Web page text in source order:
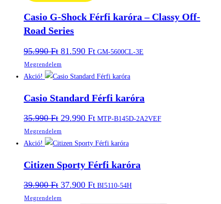
Casio G-Shock Férfi karóra – Classy Off-
Road Series
95.990Ft Original
was:
95.990 Ft.
81.590 FtCurrent
81.590 Ft.
GM-5600CL-3E
Megrendelem
Akció!
Casio Standard Férfi karóra
35.990Ft Original
was:
35.990 Ft.
29.990 FtCurrent
29.990 Ft.
MTP-B145D-2A2VEF
Megrendelem
Akció!
Citizen Sporty Férfi karóra
39.900Ft Original
was:
37.900 FtCurrent
BI5110-54H
Megrendelem